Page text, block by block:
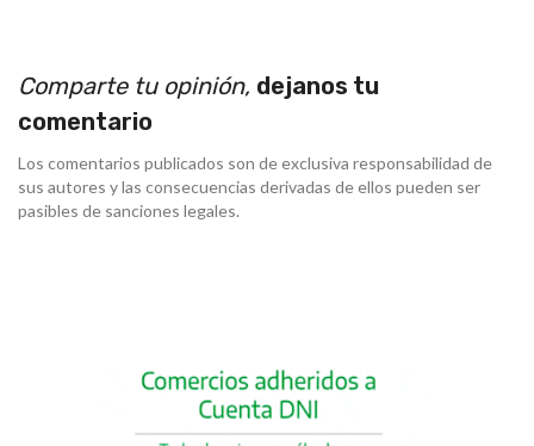
Comparte tu opinión, dejanos tu
comentario
Los comentarios publicados son de exclusiva responsabilidad de
sus autores y las consecuencias derivadas de ellos pueden ser
pasibles de sanciones legales.